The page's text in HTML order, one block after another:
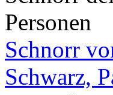
Personen
Schnorr
Schwarz,